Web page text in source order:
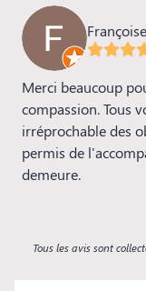
Merci beaucoup
compassion. Tous
irréprochable des
permis de
demeure.
Tous les avis sont